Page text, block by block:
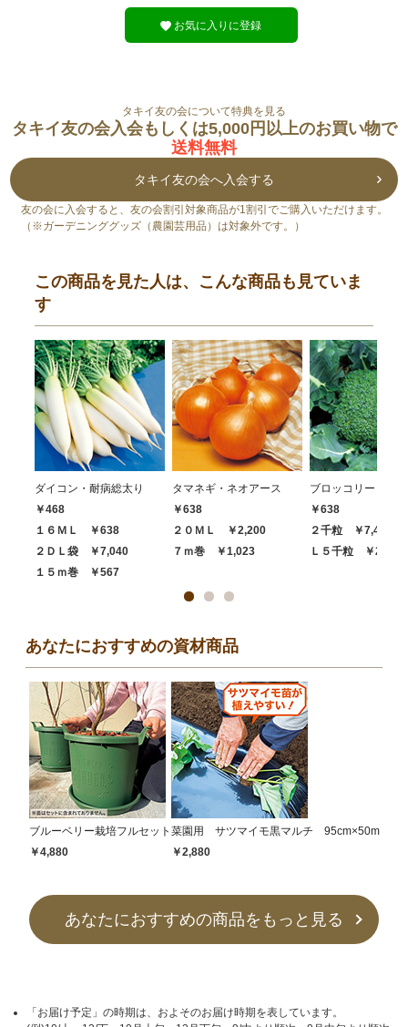
お気に入りに登録
タキイ友の会について特典を見る
タキイ友の会入会もしくは5,000円以上のお買い物で
送料無料
タキイ友の会へ入会する
友の会に入会すると、友の会割引対象商品が1割引でご購入いただけます。
（※ガーデニンググッズ（農園芸用品）は対象外です。）
この商品を見た人は、こんな商品も見ていま
す
ダイコン・耐病総太り
￥468
１６ＭＬ ￥638
２ＤＬ袋 ￥7,040
１５ｍ巻 ￥567
タマネギ・ネオアース
￥638
２０ＭＬ ￥2,200
７ｍ巻 ￥1,023
ブロッコリー・ハ
￥638
２千粒 ￥7,480
Ｌ５千粒 ￥
あなたにおすすめの資材商品
ブルーベリー栽培フルセット
￥4,880
菜園用 サツマイモ黒マルチ 95cm×50m
￥2,880
あなたにおすすめの商品をもっと見る
「お届け予定」の時期は、およそのお届け時期を表しています。